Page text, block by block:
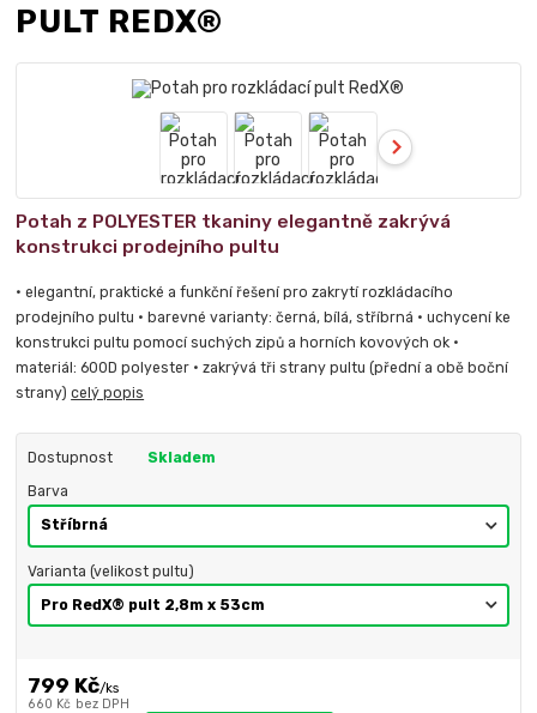
PULT REDX®
Potah z POLYESTER tkaniny elegantně zakrývá
konstrukci prodejního pultu
• elegantní, praktické a funkční řešení pro zakrytí rozkládacího
prodejního pultu • barevné varianty: černá, bílá, stříbrná • uchycení ke
konstrukci pultu pomocí suchých zipů a horních kovových ok •
materiál: 600D polyester • zakrývá tři strany pultu (přední a obě boční
strany)celý popis
Dostupnost Skladem
Barva
Varianta (velikost pultu)
799 Kč/ks
660 Kč bez DPH